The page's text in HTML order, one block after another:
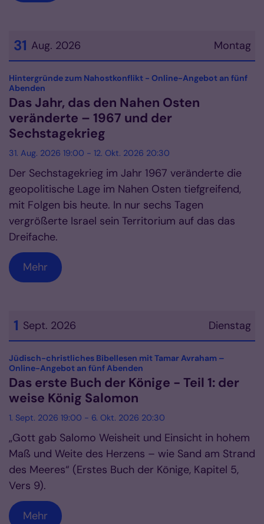
Montag
31 Aug. 2026
Datum: 31. August 2026
Hintergründe zum Nahostkonflikt - Online-Angebot an fünf
Abenden
Das Jahr, das den Nahen Osten
veränderte – 1967 und der
Sechstagekrieg
31. Aug. 2026 19:00 - 12. Okt. 2026 20:30
Der Sechstagekrieg im Jahr 1967 veränderte die
geopolitische Lage im Nahen Osten tiefgreifend,
mit Folgen bis heute. In nur sechs Tagen
vergrößerte Israel sein Territorium auf das das
Dreifache.
Mehr
Dienstag
1 Sept. 2026
Datum: 1. September 2026
Jüdisch-christliches Bibellesen mit Tamar Avraham –
Online-Angebot an fünf Abenden
Das erste Buch der Könige - Teil 1: der
weise König Salomon
1. Sept. 2026 19:00 - 6. Okt. 2026 20:30
„Gott gab Salomo Weisheit und Einsicht in hohem
Maß und Weite des Herzens – wie Sand am Strand
des Meeres“ (Erstes Buch der Könige, Kapitel 5,
Vers 9).
Mehr